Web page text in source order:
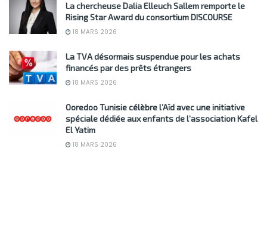
La chercheuse Dalia Elleuch Sallem remporte le
Rising Star Award du consortium DISCOURSE
18 MARS 2026
La TVA désormais suspendue pour les achats
financés par des prêts étrangers
18 MARS 2026
Ooredoo Tunisie célèbre l’Aïd avec une initiative
spéciale dédiée aux enfants de l’association Kafel
El Yatim
18 MARS 2026